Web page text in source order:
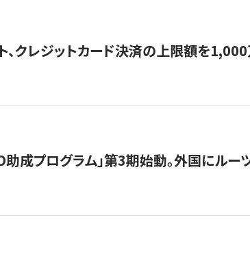
、クレジットカード決済の上限額を
助成プログラム」第3期始動。外国にル